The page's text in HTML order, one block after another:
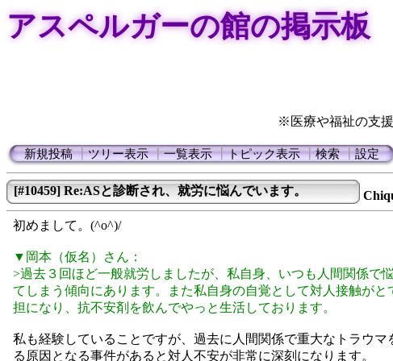
アスペルガーの館の掲示板
※医療や福祉の支
新規投稿┃ツリー表示┃一覧表示┃トピック表示┃検索┃設定
[#10459] Re:ASと診断され、就労に悩んでいます。
初めまして。(^o^)/
▼岡本（仮名）さん：
>過去３回ほど一般就労しましたが、私自身、いつも人間関係で
てしまう傾向にあります。また私自身の自覚として対人接触がと
担になり、抗不安剤を飲んでやっと生活しております。
私も経験していることですが、過去に人間関係で重大なトラウマ
る原因となる事件があると対人不安が非常に深刻になります。